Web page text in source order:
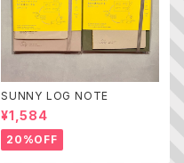
SUNNY LOG NOTE
¥1,584
20%OFF